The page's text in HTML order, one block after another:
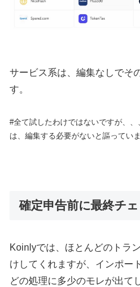
サービス系は、編集なしでそ
す。
#全て試したわけではないですが、
は、編集する必要がないと謳っていま
確定申告前に最終チェ
Koinlyでは、ほとんどのトラ
けしてくれますが、インポー
どの処理に多少のモレが出て